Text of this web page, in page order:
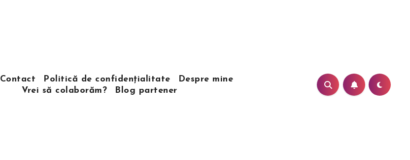
Contact Politică de confidențialitate
Despre mine
Vrei să colaborăm?
Blog partener